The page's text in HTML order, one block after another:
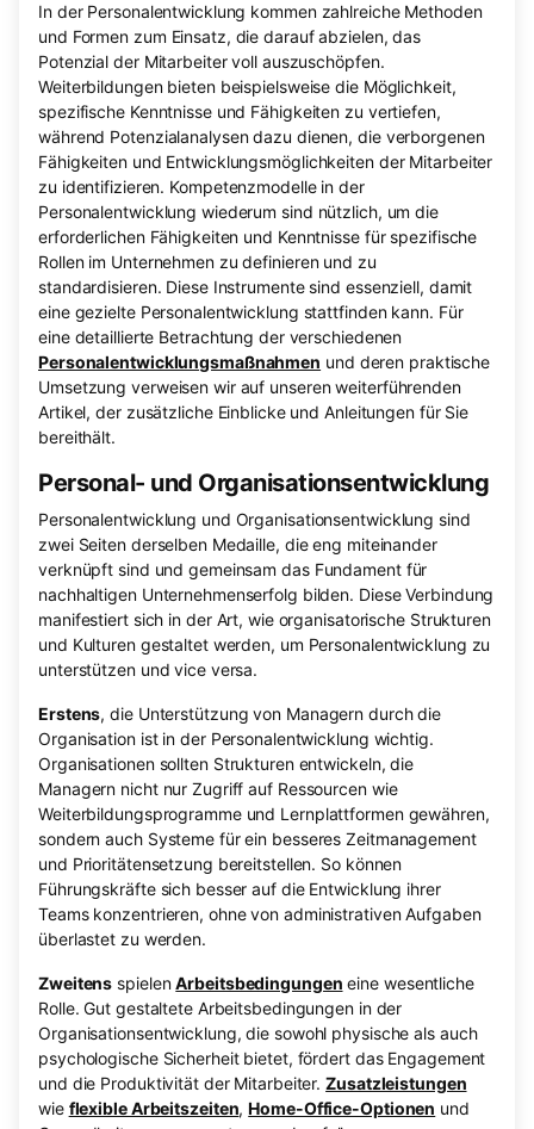
In der Personalentwicklung kommen zahlreiche Methoden
und Formen zum Einsatz, die darauf abzielen, das
Potenzial der Mitarbeiter voll auszuschöpfen.
Weiterbildungen bieten beispielsweise die Möglichkeit,
spezifische Kenntnisse und Fähigkeiten zu vertiefen,
während Potenzialanalysen dazu dienen, die verborgenen
Fähigkeiten und Entwicklungsmöglichkeiten der Mitarbeiter
zu identifizieren. Kompetenzmodelle in der
Personalentwicklung wiederum sind nützlich, um die
erforderlichen Fähigkeiten und Kenntnisse für spezifische
Rollen im Unternehmen zu definieren und zu
standardisieren. Diese Instrumente sind essenziell, damit
eine gezielte Personalentwicklung stattfinden kann. Für
eine detaillierte Betrachtung der verschiedenen
Personalentwicklungsmaßnahmen und deren praktische
Umsetzung verweisen wir auf unseren weiterführenden
Artikel, der zusätzliche Einblicke und Anleitungen für Sie
bereithält.
Personal- und Organisationsentwicklung
Personalentwicklung und Organisationsentwicklung sind
zwei Seiten derselben Medaille, die eng miteinander
verknüpft sind und gemeinsam das Fundament für
nachhaltigen Unternehmenserfolg bilden. Diese Verbindung
manifestiert sich in der Art, wie organisatorische Strukturen
und Kulturen gestaltet werden, um Personalentwicklung zu
unterstützen und vice versa.
Erstens, die Unterstützung von Managern durch die
Organisation ist in der Personalentwicklung wichtig.
Organisationen sollten Strukturen entwickeln, die
Managern nicht nur Zugriff auf Ressourcen wie
Weiterbildungsprogramme und Lernplattformen gewähren,
sondern auch Systeme für ein besseres Zeitmanagement
und Prioritätensetzung bereitstellen. So können
Führungskräfte sich besser auf die Entwicklung ihrer
Teams konzentrieren, ohne von administrativen Aufgaben
überlastet zu werden.
Zweitens spielenArbeitsbedingungen eine wesentliche
Rolle. Gut gestaltete Arbeitsbedingungen in der
Organisationsentwicklung, die sowohl physische als auch
psychologische Sicherheit bietet, fördert das Engagement
und die Produktivität der Mitarbeiter.Zusatzleistungen
wie flexible Arbeitszeiten,Home-Office-Optionen und